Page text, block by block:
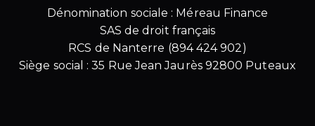
Dénomination sociale : Méreau Finance
SAS de droit français
RCS de Nanterre (894 424 902)
Siège social : 35 Rue Jean Jaurès 92800 Puteaux